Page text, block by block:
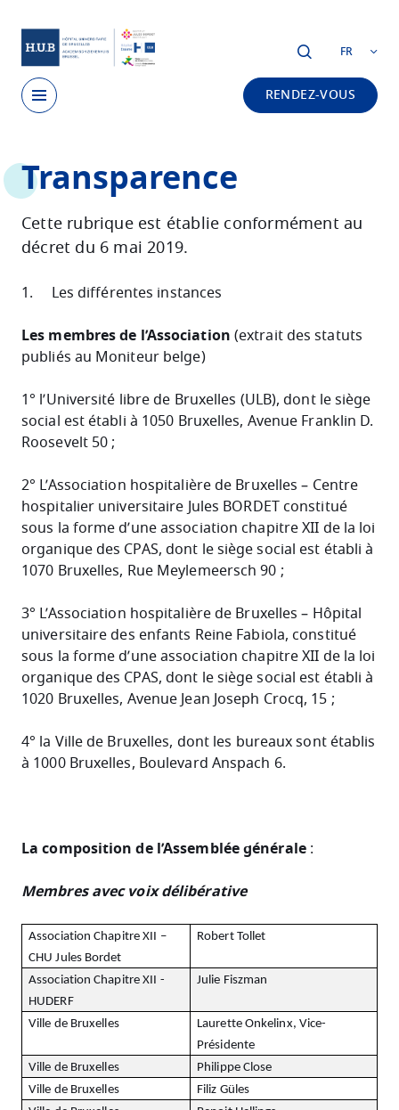
FR
RENDEZ-VOUS
to
mainTransparence
Cette rubrique est établie conformément au
décret du 6 mai 2019.
1. Les différentes instances
Les membres de l’Association (extrait des statuts
publiés au Moniteur belge)
1° l’Université libre de Bruxelles (ULB), dont le siège
social est établi à 1050 Bruxelles, Avenue Franklin D.
Roosevelt 50 ;
2° L’Association hospitalière de Bruxelles – Centre
hospitalier universitaire Jules BORDET constitué
sous la forme d’une association chapitre XII de la loi
organique des CPAS, dont le siège social est établi à
1070 Bruxelles, Rue Meylemeersch 90 ;
3° L’Association hospitalière de Bruxelles – Hôpital
universitaire des enfants Reine Fabiola, constitué
sous la forme d’une association chapitre XII de la loi
organique des CPAS, dont le siège social est établi à
1020 Bruxelles, Avenue Jean Joseph Crocq, 15 ;
4° la Ville de Bruxelles, dont les bureaux sont établis
à 1000 Bruxelles, Boulevard Anspach 6.
La composition de l’Assemblée générale:
Membres avec voix délibérative
Association Chapitre XII –
CHU Jules Bordet
Robert Tollet
Association Chapitre XII -
HUDERF
Julie Fiszman
Ville de Bruxelles
Laurette Onkelinx, Vice-
Présidente
Ville de Bruxelles
Philippe Close
Ville de Bruxelles
Filiz Güles